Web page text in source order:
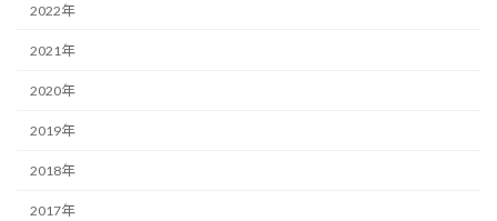
2022年
2021年
2020年
2019年
2018年
2017年